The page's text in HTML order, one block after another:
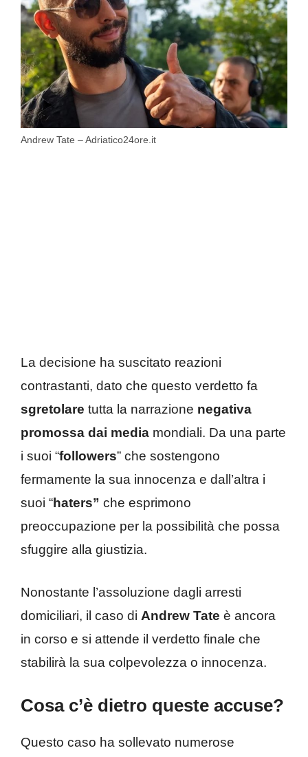
Andrew Tate – Adriatico24ore.it
La decisione ha suscitato reazioni
contrastanti, dato che questo verdetto fa
sgretolare tutta la narrazione negativa
promossa dai media mondiali. Da una parte
i suoi “followers” che sostengono
fermamente la sua innocenza e dall’altra i
suoi “haters” che esprimono
preoccupazione per la possibilità che possa
sfuggire alla giustizia.
Nonostante l’assoluzione dagli arresti
domiciliari, il caso di Andrew Tate è ancora
in corso e si attende il verdetto finale che
stabilirà la sua colpevolezza o innocenza.
Cosa c’è dietro queste accuse?
Questo caso ha sollevato numerose